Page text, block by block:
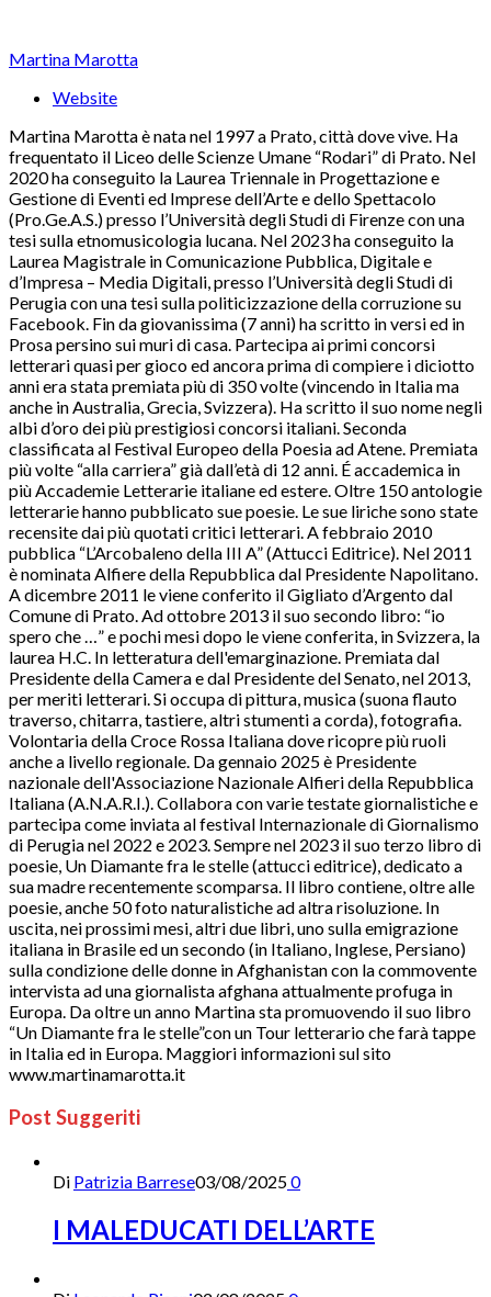
Martina Marotta
Website
Martina Marotta è nata nel 1997 a Prato, città dove vive. Ha
frequentato il Liceo delle Scienze Umane “Rodari” di Prato. Nel
2020 ha conseguito la Laurea Triennale in Progettazione e
Gestione di Eventi ed Imprese dell’Arte e dello Spettacolo
(Pro.Ge.A.S.) presso l’Università degli Studi di Firenze con una
tesi sulla etnomusicologia lucana. Nel 2023 ha conseguito la
Laurea Magistrale in Comunicazione Pubblica, Digitale e
d’Impresa – Media Digitali, presso l’Università degli Studi di
Perugia con una tesi sulla politicizzazione della corruzione su
Facebook. Fin da giovanissima (7 anni) ha scritto in versi ed in
Prosa persino sui muri di casa. Partecipa ai primi concorsi
letterari quasi per gioco ed ancora prima di compiere i diciotto
anni era stata premiata più di 350 volte (vincendo in Italia ma
anche in Australia, Grecia, Svizzera). Ha scritto il suo nome negli
albi d’oro dei più prestigiosi concorsi italiani. Seconda
classificata al Festival Europeo della Poesia ad Atene. Premiata
più volte “alla carriera” già dall’età di 12 anni. É accademica in
più Accademie Letterarie italiane ed estere. Oltre 150 antologie
letterarie hanno pubblicato sue poesie. Le sue liriche sono state
recensite dai più quotati critici letterari. A febbraio 2010
pubblica “L’Arcobaleno della III A” (Attucci Editrice). Nel 2011
è nominata Alfiere della Repubblica dal Presidente Napolitano.
A dicembre 2011 le viene conferito il Gigliato d’Argento dal
Comune di Prato. Ad ottobre 2013 il suo secondo libro: “io
spero che …” e pochi mesi dopo le viene conferita, in Svizzera, la
laurea H.C. In letteratura dell'emarginazione. Premiata dal
Presidente della Camera e dal Presidente del Senato, nel 2013,
per meriti letterari. Si occupa di pittura, musica (suona flauto
traverso, chitarra, tastiere, altri stumenti a corda), fotografia.
Volontaria della Croce Rossa Italiana dove ricopre più ruoli
anche a livello regionale. Da gennaio 2025 è Presidente
nazionale dell'Associazione Nazionale Alfieri della Repubblica
Italiana (A.N.A.R.I.). Collabora con varie testate giornalistiche e
partecipa come inviata al festival Internazionale di Giornalismo
di Perugia nel 2022 e 2023. Sempre nel 2023 il suo terzo libro di
poesie, Un Diamante fra le stelle (attucci editrice), dedicato a
sua madre recentemente scomparsa. Il libro contiene, oltre alle
poesie, anche 50 foto naturalistiche ad altra risoluzione. In
uscita, nei prossimi mesi, altri due libri, uno sulla emigrazione
italiana in Brasile ed un secondo (in Italiano, Inglese, Persiano)
sulla condizione delle donne in Afghanistan con la commovente
intervista ad una giornalista afghana attualmente profuga in
Europa. Da oltre un anno Martina sta promuovendo il suo libro
“Un Diamante fra le stelle”con un Tour letterario che farà tappe
in Italia ed in Europa. Maggiori informazioni sul sito
www.martinamarotta.it
Post Suggeriti
Di Patrizia Barrese03/08/20250
I MALEDUCATI DELL’ARTE